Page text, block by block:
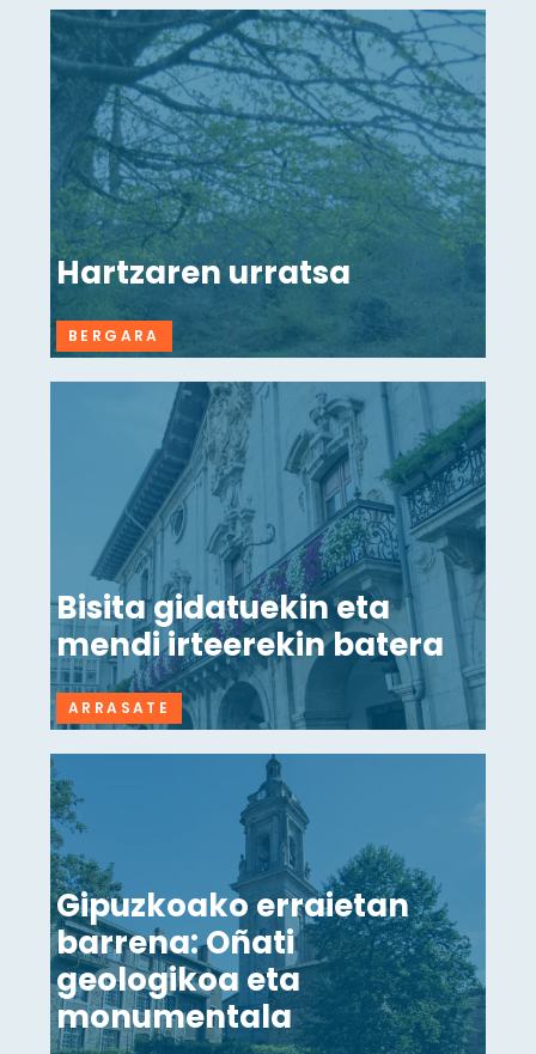
Hartzaren urratsa
BERGARA
Bisita gidatuekin eta
mendi irteerekin batera
ARRASATE
Gipuzkoako erraietan
barrena: Oñati
geologikoa eta
monumentala